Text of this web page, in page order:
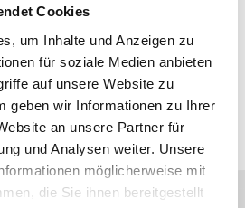
Cookies
um Inhalte und Anzeigen zu
für soziale Medien anbieten
auf unsere Website zu
geben wir Informationen zu Ihrer
an unsere Partner für
und Analysen weiter. Unsere
möglicherweise mit
die Sie ihnen bereitgestellt
VACANCES À
sans obligation vos vacances